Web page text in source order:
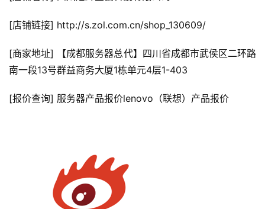
[店铺链接] http://s.zol.com.cn/shop_130609/
[商家地址] 【成都服务器总代】四川省成都市武侯区二环路
南一段13号群益商务大厦1栋单元4层1-403
[报价查询] 服务器产品报价lenovo（联想）产品报价